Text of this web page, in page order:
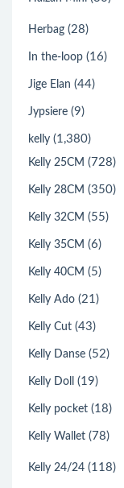
Herbag (28)
In the-loop (16)
Jige Elan (44)
Jypsiere (9)
kelly (1,380)
Kelly 25CM (728)
Kelly 28CM (350)
Kelly 32CM (55)
Kelly 35CM (6)
Kelly 40CM (5)
Kelly Ado (21)
Kelly Cut (43)
Kelly Danse (52)
Kelly Doll (19)
Kelly pocket (18)
Kelly Wallet (78)
Kelly 24/24 (118)